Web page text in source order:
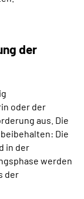
der
oder der
aus. Die
Die
in der
werden
der